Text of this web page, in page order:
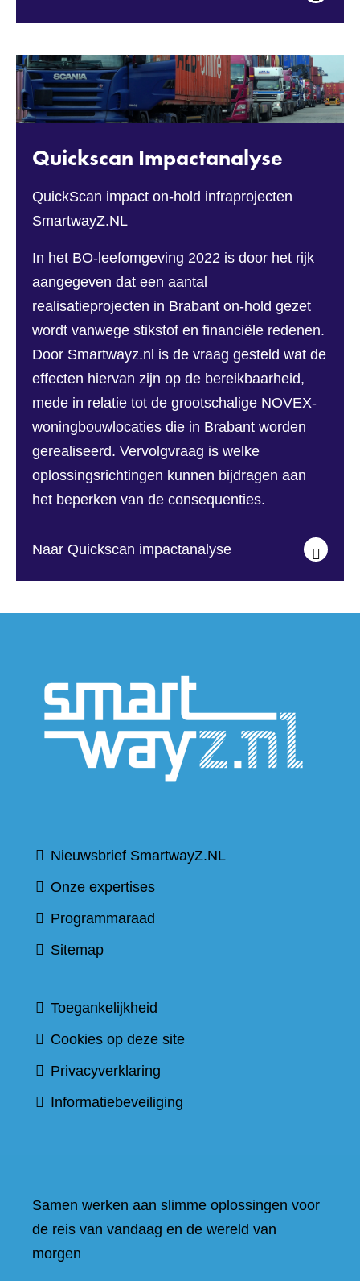
Quickscan Impactanalyse
QuickScan impact on-hold infraprojecten
SmartwayZ.NL
In het BO-leefomgeving 2022 is door het rijk
aangegeven dat een aantal
realisatieprojecten in Brabant on-hold gezet
wordt vanwege stikstof en financiële redenen.
Door Smartwayz.nl is de vraag gesteld wat de
effecten hiervan zijn op de bereikbaarheid,
mede in relatie tot de grootschalige NOVEX-
woningbouwlocaties die in Brabant worden
gerealiseerd. Vervolgvraag is welke
oplossingsrichtingen kunnen bijdragen aan
het beperken van de consequenties.
Naar Quickscan impactanalyse
Nieuwsbrief SmartwayZ.NL
Onze expertises
Programmaraad
Sitemap
Toegankelijkheid
Cookies op deze site
Privacyverklaring
Informatiebeveiliging
Samen werken aan slimme oplossingen voor
de reis van vandaag en de wereld van
morgen